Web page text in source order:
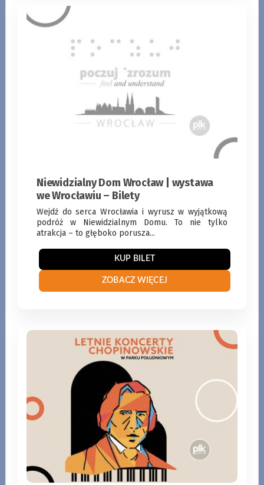
Niewidzialny Dom Wrocław | wystawa
we Wrocławiu – Bilety
Wejdź do serca Wrocławia i wyrusz w wyjątkową
podróż w Niewidzialnym Domu. To nie tylko
atrakcja – to głęboko porusza...